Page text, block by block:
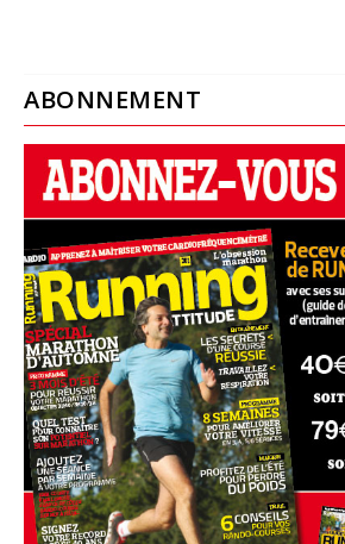
ABONNEMENT